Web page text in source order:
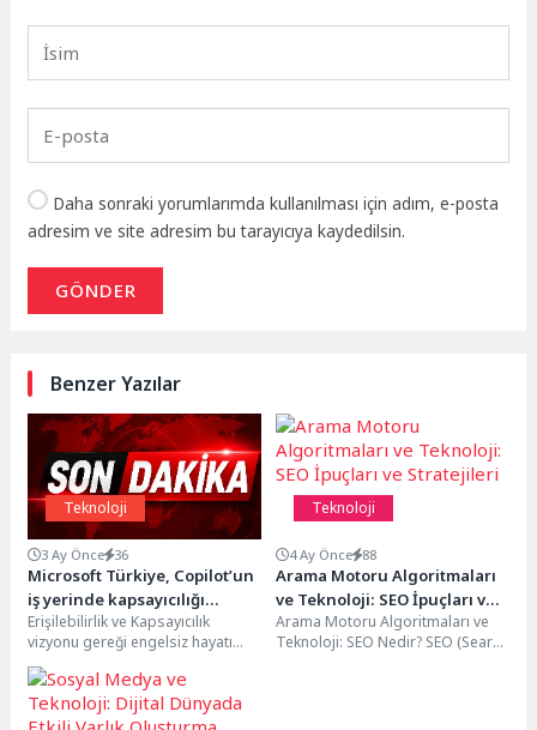
Daha sonraki yorumlarımda kullanılması için adım, e-posta
adresim ve site adresim bu tarayıcıya kaydedilsin.
GÖNDER
Benzer Yazılar
Teknoloji
3 Ay Önce 36
Microsoft Türkiye, Copilot’un
iş yerinde kapsayıcılığı
kolaylaştıran özelliklerini
tanıttığı eğitici videolarla
farkındalığı yükseltiyor
Erişilebilirlik ve Kapsayıcılık
vizyonu gereği engelsiz hayatı
tüm fonksiyonlarının merkezine
koyan Microsoft, engellilerin
sosyal, çalışma ve...
Teknoloji
4 Ay Önce 88
Arama Motoru Algoritmaları
ve Teknoloji: SEO İpuçları ve
Stratejileri
Arama Motoru Algoritmaları ve
Teknoloji: SEO Nedir? SEO (Search